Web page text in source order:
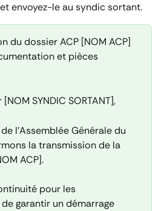
et envoyez-le au syndic sortant.
du dossier ACP [NOM ACP]
et pièces
SYNDIC SORTANT],
l'Assemblée Générale du
la transmission de la
ACP].
pour les
garantir un démarrage